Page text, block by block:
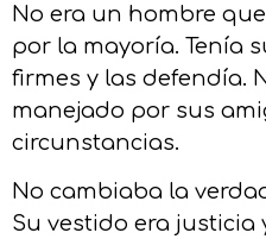
No era un hombre
por la mayoría. Tenía
firmes y las defendía.
manejado por sus
circunstancias.
No cambiaba la
Su vestido era justicia